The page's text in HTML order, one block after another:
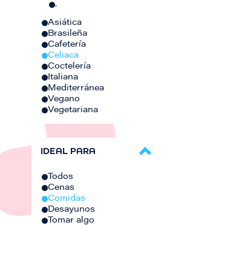
.
Asiática
Brasileña
Cafetería
Celiaca
Coctelería
Italiana
Mediterránea
Vegano
Vegetariana
IDEAL PARA
Todos
Cenas
Comidas
Desayunos
Tomar algo